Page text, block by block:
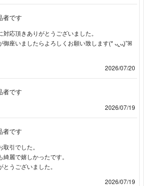
者です
対応頂きありがとうございました。
御座いましたらよろしくお願い致します(* ᴗ͈ˬᴗ͈)”ꕤ
2026/07/20
者です
2026/07/19
者です
引でした。
麗で嬉しかったです。
とうございました。
2026/07/19